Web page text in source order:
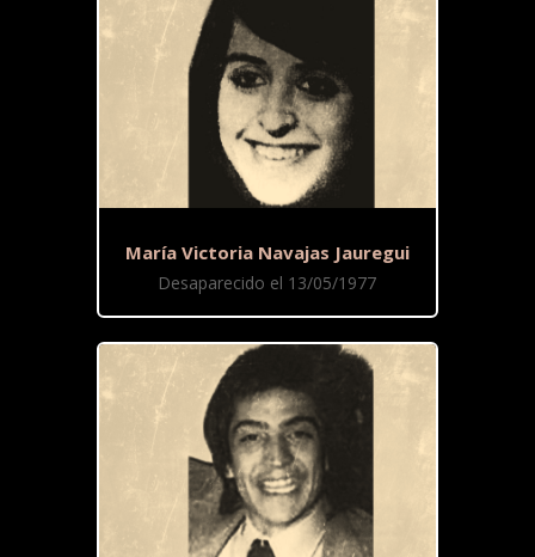
María Victoria Navajas Jauregui
Desaparecido el 13/05/1977